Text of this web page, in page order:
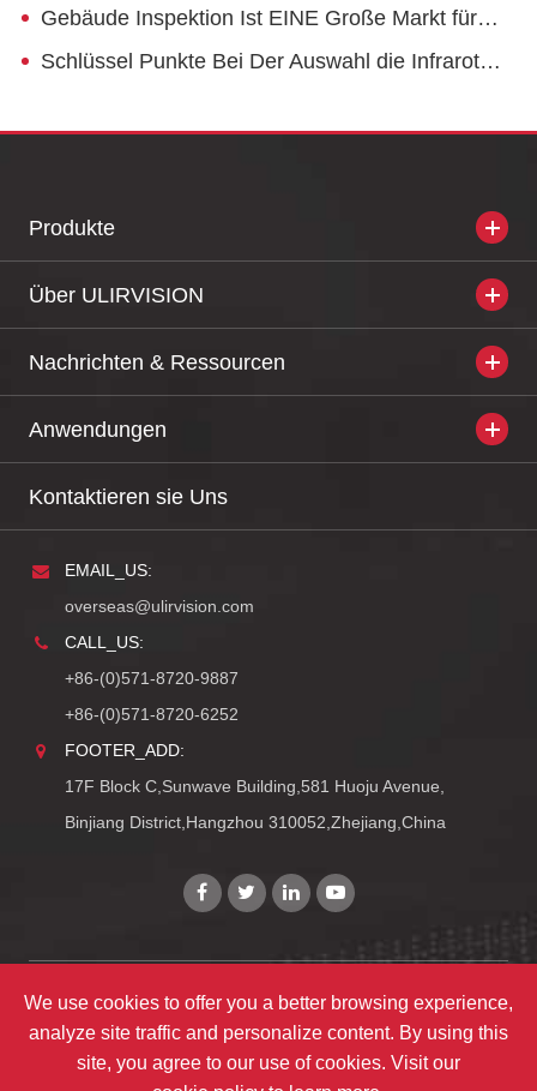
Gebäude Inspektion Ist EINE Große Markt für IR Kameras
Schlüssel Punkte Bei Der Auswahl die Infrarot Kamera Detektor
Produkte
Über ULIRVISION
Nachrichten & Ressourcen
Anwendungen
Kontaktieren sie Uns
EMAIL_US:
overseas@ulirvision.com
CALL_US:
+86-(0)571-8720-9887
+86-(0)571-8720-6252
FOOTER_ADD:
17F Block C,Sunwave Building,581 Huoju Avenue,
Binjiang District,Hangzhou 310052,Zhejiang,China
Copyright© Zhejiang ULIRVISION Technology Co., Ltd.
TY_ALL_RIGHTS_RESERVEDS
TY_SITEMAPS | TY_PRIVACY
We use cookies to offer you a better browsing experience,
analyze site traffic and personalize content. By using this
site, you agree to our use of cookies. Visit our